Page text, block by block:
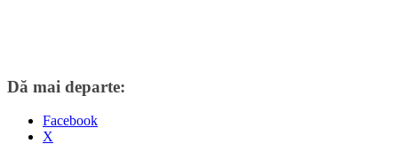
Dă mai departe:
Facebook
X